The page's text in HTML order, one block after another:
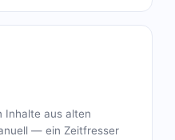
Inhalte aus alten
— ein Zeitfresser